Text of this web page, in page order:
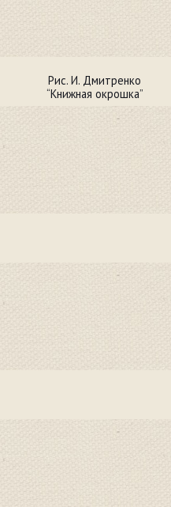
Рис. И. Дмитренко
“Книжная окрошка”